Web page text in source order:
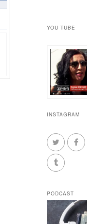
YOU TUBE
INSTAGRAM
PODCAST